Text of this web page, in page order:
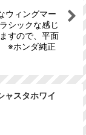
ウィングマー
シックな感じ
すので、平面
※ホンダ純正
ャスタホワイ